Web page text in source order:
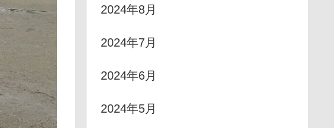
2024年8月
2024年7月
2024年6月
2024年5月